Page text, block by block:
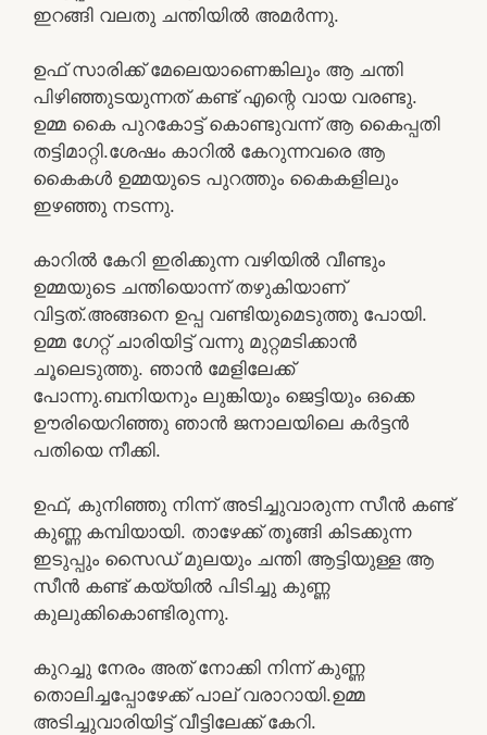
ഇറങ്ങി വലതു ചന്തിയിൽ അമർന്നു.
ഉഫ് സാരിക്ക് മേലെയാണെങ്കിലും ആ ചന്തി
പിഴിഞ്ഞുടയുന്നത് കണ്ട് എന്റെ വായ വരണ്ടു.
ഉമ്മ കൈ പുറകോട്ട് കൊണ്ടുവന്ന് ആ കൈപ്പതി
തട്ടിമാറ്റി.ശേഷം കാറിൽ കേറുന്നവരെ ആ
കൈകൾ ഉമ്മയുടെ പുറത്തും കൈകളിലും
ഇഴഞ്ഞു നടന്നു.
കാറിൽ കേറി ഇരിക്കുന്ന വഴിയിൽ വീണ്ടും
ഉമ്മയുടെ ചന്തിയൊന്ന് തഴുകിയാണ്
വിട്ടത്.അങ്ങനെ ഉപ്പ വണ്ടിയുമെടുത്തു പോയി.
ഉമ്മ ഗേറ്റ് ചാരിയിട്ട് വന്നു മുറ്റമടിക്കാൻ
ചൂലെടുത്തു. ഞാൻ മേളിലേക്ക്
പോന്നു.ബനിയനും ലുങ്കിയും ജെട്ടിയും ഒക്കെ
ഊരിയെറിഞ്ഞു ഞാൻ ജനാലയിലെ കർട്ടൻ
പതിയെ നീക്കി.
ഉഫ്, കുനിഞ്ഞു നിന്ന് അടിച്ചുവാരുന്ന സീൻ കണ്ട്
കുണ്ണ കമ്പിയായി. താഴേക്ക് തൂങ്ങി കിടക്കുന്ന
ഇടുപ്പും സൈഡ് മുലയും ചന്തി ആട്ടിയുള്ള ആ
സീൻ കണ്ട് കയ്യിൽ പിടിച്ചു കുണ്ണ
കുലുക്കികൊണ്ടിരുന്നു.
കുറച്ചു നേരം അത് നോക്കി നിന്ന് കുണ്ണ
തൊലിച്ചപ്പോഴേക്ക് പാല് വരാറായി.ഉമ്മ
അടിച്ചുവാരിയിട്ട് വീട്ടിലേക്ക് കേറി.